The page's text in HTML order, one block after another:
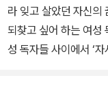
라 잊고 살았던 자신의
되찾고 싶어 하는 여성
성 독자들 사이에서 ‘자